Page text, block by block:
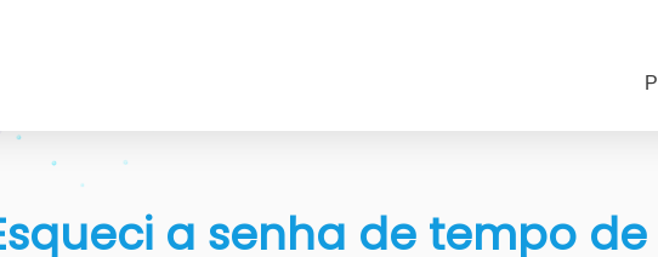
a senha de tempo